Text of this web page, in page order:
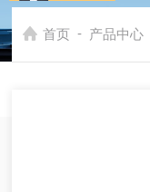
首页 - 产品中心